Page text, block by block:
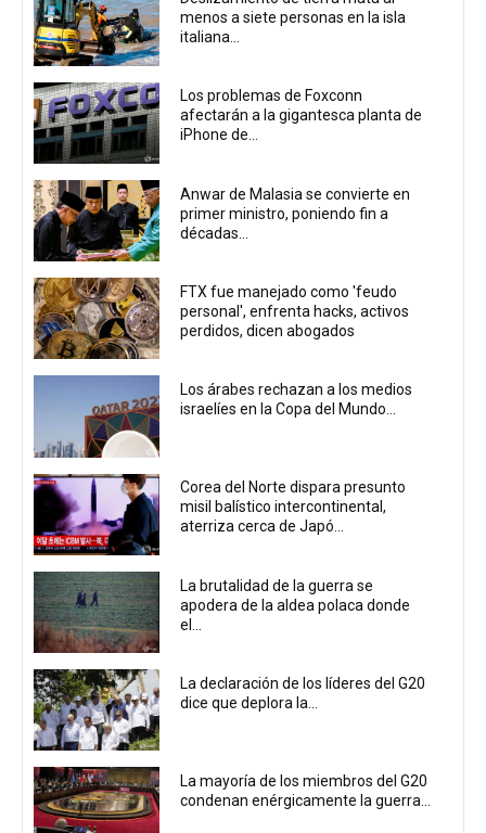
menos a siete personas en la isla
italiana...
Los problemas de Foxconn
afectarán a la gigantesca planta de
iPhone de...
Anwar de Malasia se convierte en
primer ministro, poniendo fin a
décadas...
FTX fue manejado como 'feudo
personal', enfrenta hacks, activos
perdidos, dicen abogados
Los árabes rechazan a los medios
israelíes en la Copa del Mundo...
Corea del Norte dispara presunto
misil balístico intercontinental,
aterriza cerca de Japó...
La brutalidad de la guerra se
apodera de la aldea polaca donde
el...
La declaración de los líderes del G20
dice que deplora la...
La mayoría de los miembros del G20
condenan enérgicamente la guerra...